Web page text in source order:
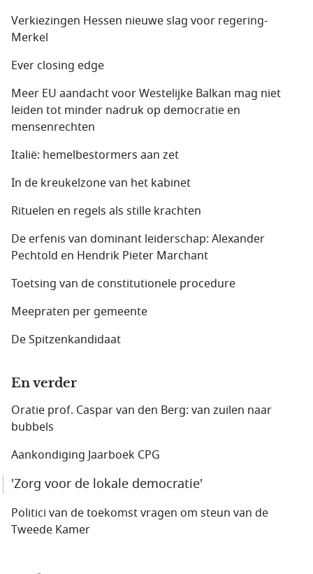
Verkiezingen Hessen nieuwe slag voor regering-
Merkel
Ever closing edge
Meer EU aandacht voor Westelijke Balkan mag niet
leiden tot minder nadruk op democratie en
mensenrechten
Italië: hemelbestormers aan zet
In de kreukelzone van het kabinet
Rituelen en regels als stille krachten
De erfenis van dominant leiderschap: Alexander
Pechtold en Hendrik Pieter Marchant
Toetsing van de constitutionele procedure
Meepraten per gemeente
De Spitzenkandidaat
En verder
Oratie prof. Caspar van den Berg: van zuilen naar
bubbels
Aankondiging Jaarboek CPG
'Zorg voor de lokale democratie'
Politici van de toekomst vragen om steun van de
Tweede Kamer